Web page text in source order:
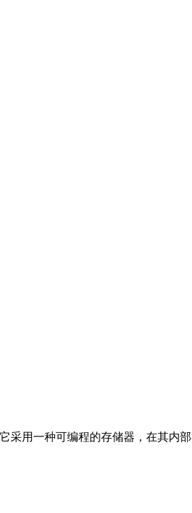
用一种可编程的存储器，在其内